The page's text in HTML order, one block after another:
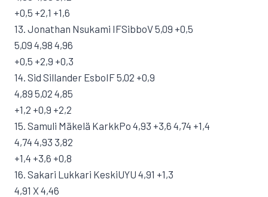
+0,5 +2,1 +1,6
13. Jonathan Nsukami IFSibboV 5,09 +0,5
5,09 4,98 4,96
+0,5 +2,9 +0,3
14. Sid Sillander EsboIF 5,02 +0,9
4,89 5,02 4,85
+1,2 +0,9 +2,2
15. Samuli Mäkelä KarkkPo 4,93 +3,6 4,74 +1,4
4,74 4,93 3,82
+1,4 +3,6 +0,8
16. Sakari Lukkari KeskiUYU 4,91 +1,3
4,91 X 4,46